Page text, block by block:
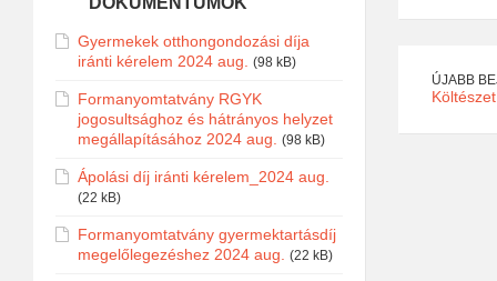
ÚJABB
Gyermekek otthongondozási díja
iránti kérelem 2024 aug.
(98 kB)
Formanyomtatvány RGYK
jogosultsághoz és hátrányos helyzet
megállapításához 2024 aug.
(98 kB)
Ápolási díj iránti kérelem_2024 aug.
(22 kB)
Formanyomtatvány gyermektartásdíj
megelőlegezéshez 2024 aug.
(22 kB)